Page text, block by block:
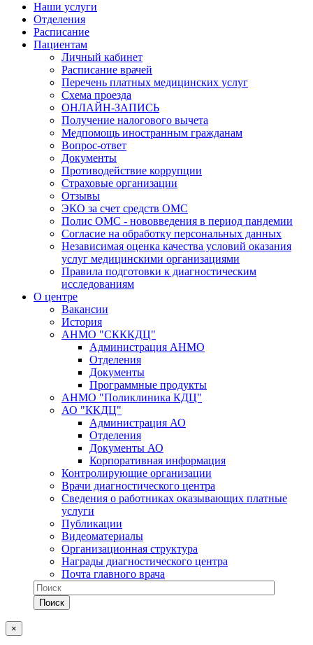
Наши услуги
Отделения
Расписание
Пациентам
Личный кабинет
Расписание врачей
Перечень платных медицинских услуг
Схема проезда
ОНЛАЙН-ЗАПИСЬ
Получение налогового вычета
Медпомощь иностранным гражданам
Вопрос-ответ
Документы
Противодействие коррупции
Страховые организации
Отзывы
ЭКО за счет средств ОМС
Полис ОМС - нововведения в период пандемии
Согласие на обработку персональных данных
Независимая оценка качества условий оказания
услуг медицинскими организациями
Правила подготовки к диагностическим
исследованиям
О центре
Вакансии
История
АНМО "СКККДЦ"
Администрация АНМО
Отделения
Документы
Программные продукты
АНМО "Поликлиника КДЦ"
АО "ККДЦ"
Администрация АО
Отделения
Документы АО
Корпоративная информация
Контролирующие организации
Врачи диагностического центра
Сведения о работниках оказывающих платные
услуги
Публикации
Видеоматериалы
Организационная структура
Награды диагностического центра
Почта главного врача
×